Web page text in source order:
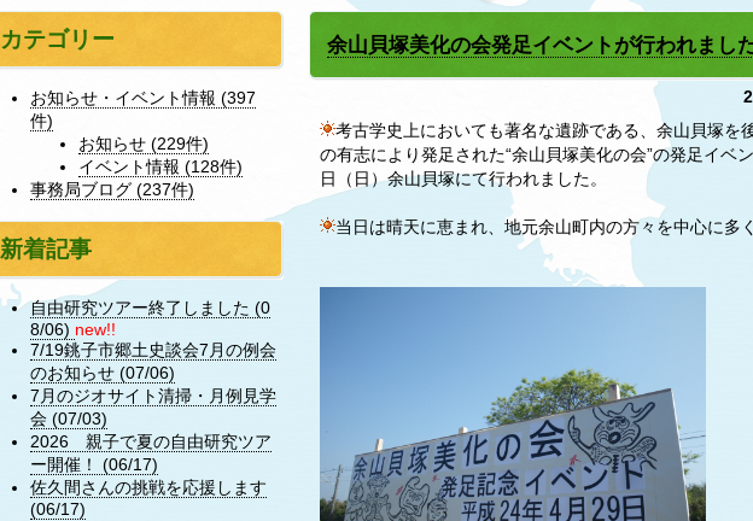
余山貝塚美化の会発足イベントが行われまし
考古学史上においても著名な遺跡である、余山貝塚を
の有志により発足された“余山貝塚美化の会”の発足イベ
日（日）余山貝塚にて行われました。
当日は晴天に恵まれ、地元余山町内の方々を中心に多
カテゴリー
お知らせ・イベント情報 (397
件)
お知らせ (229件)
イベント情報 (128件)
事務局ブログ (237件)
新着記事
自由研究ツアー終了しました (0
8/06) new!!
7/19銚子市郷土史談会7月の例会
のお知らせ (07/06)
7月のジオサイト清掃・月例見学
会 (07/03)
2026 親子で夏の自由研究ツア
ー開催！ (06/17)
佐久間さんの挑戦を応援します
(06/17)